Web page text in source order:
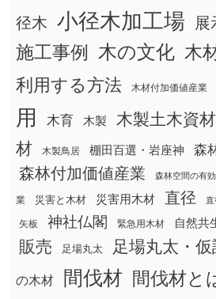
径木 小径木加工場 展
施工事例
木の文化 木
利用する方法
木材付加価値産業
用
木育 木製 木製土木資材
材
木製鳥居 棚田百選・岩座神 森
森林付加価値産業 森林空間の有
業 災害と木材 災害用木材 直径 直
矢板 神社仏閣 緊急用木材 自然共
販売 足場丸太 足場丸太・
の木材 間伐材 間伐材と